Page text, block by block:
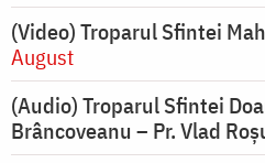
(Video) Troparul Sfintei
August
(Audio) Troparul Sfintei
Brâncoveanu – Pr. Vlad